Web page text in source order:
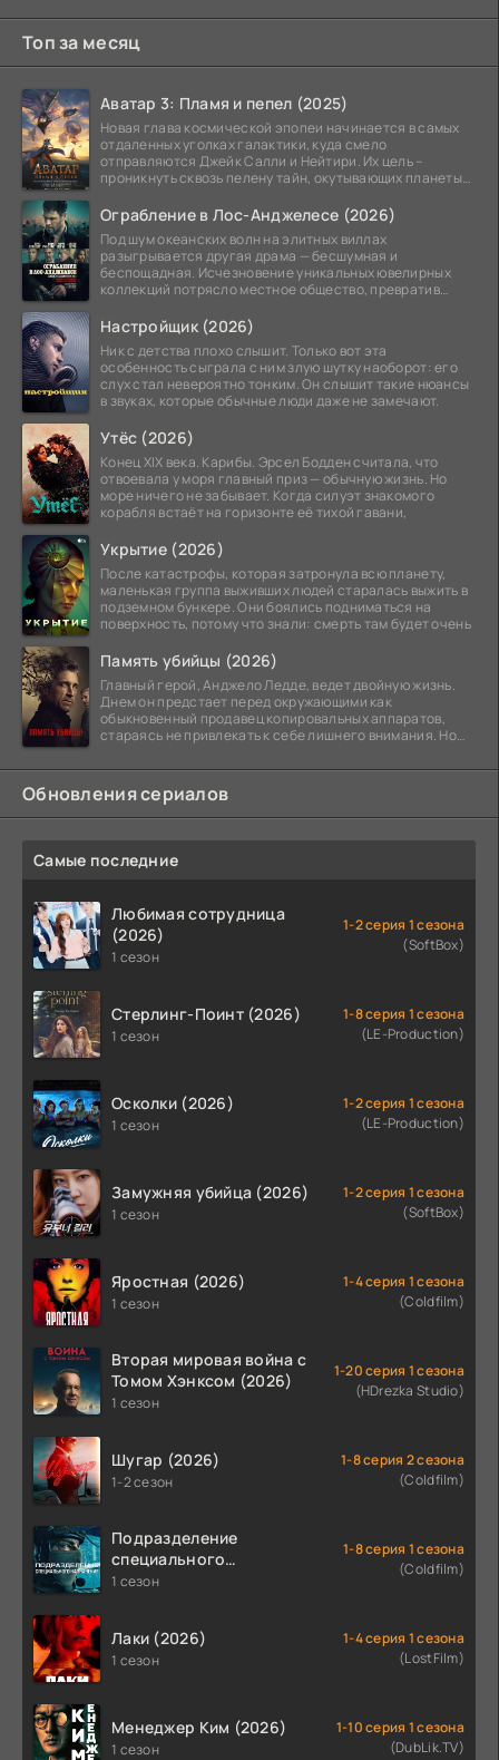
Топ за месяц
Аватар 3: Пламя и пепел (2025)
Новая глава космической эпопеи начинается в самых
отдаленных уголках галактики, куда смело
отправляются Джейк Салли и Нейтири. Их цель –
проникнуть сквозь пелену тайн, окутывающих планеты
Ограбление в Лос-Анджелесе (2026)
Под шум океанских волн на элитных виллах
разыгрывается другая драма — бесшумная и
беспощадная. Исчезновение уникальных ювелирных
коллекций потрясло местное общество, превратив
Настройщик (2026)
Ник с детства плохо слышит. Только вот эта
особенность сыграла с ним злую шутку наоборот: его
слух стал невероятно тонким. Он слышит такие нюансы
в звуках, которые обычные люди даже не замечают.
Утёс (2026)
Конец XIX века. Карибы. Эрсел Бодден считала, что
отвоевала у моря главный приз — обычную жизнь. Но
море ничего не забывает. Когда силуэт знакомого
корабля встаёт на горизонте её тихой гавани,
Укрытие (2026)
После катастрофы, которая затронула всю планету,
маленькая группа выживших людей старалась выжить в
подземном бункере. Они боялись подниматься на
поверхность, потому что знали: смерть там будет очень
Память убийцы (2026)
Главный герой, Анджело Ледде, ведет двойную жизнь.
Днем он предстает перед окружающими как
обыкновенный продавец копировальных аппаратов,
стараясь не привлекать к себе лишнего внимания. Но
Обновления сериалов
Самые последние
Любимая сотрудница
(2026)
1 сезон
1-2 серия 1 сезона
(SoftBox)
Стерлинг-Поинт (2026)
1 сезон
1-8 серия 1 сезона
(LE-Production)
Осколки (2026)
1 сезон
1-2 серия 1 сезона
(LE-Production)
Замужняя убийца (2026)
1 сезон
1-2 серия 1 сезона
(SoftBox)
Яростная (2026)
1 сезон
1-4 серия 1 сезона
(Coldfilm)
Вторая мировая война с
Томом Хэнксом (2026)
1 сезон
1-20 серия 1 сезона
(HDrezka Studio)
Шугар (2026)
1-2 сезон
1-8 серия 2 сезона
(Coldfilm)
Подразделение
специального
назначения (2026)
1 сезон
1-8 серия 1 сезона
(Coldfilm)
Лаки (2026)
1 сезон
1-4 серия 1 сезона
(LostFilm)
Менеджер Ким (2026)
1 сезон
1-10 серия 1 сезона
(DubLik.TV)